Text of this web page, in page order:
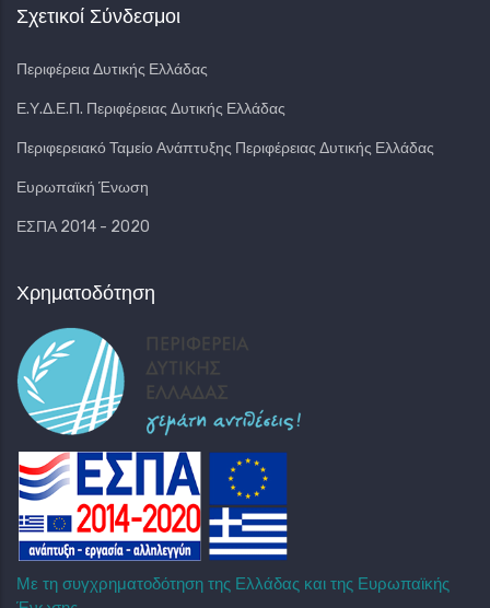
Σχετικοί Σύνδεσμοι
Περιφέρεια Δυτικής Ελλάδας
Ε.Υ.Δ.Ε.Π. Περιφέρειας Δυτικής Ελλάδας
Περιφερειακό Ταμείο Ανάπτυξης Περιφέρειας Δυτικής Ελλάδας
Ευρωπαϊκή Ένωση
ΕΣΠΑ 2014 - 2020
Χρηματοδότηση
Με τη συγχρηματοδότηση της Ελλάδας και της Ευρωπαϊκής